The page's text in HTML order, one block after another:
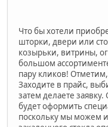
Что бы хотели
шторки, двери или
козырьки, витрины,
большом
пару кликов!
Заходите в прайс,
затем делаете
будет оформить
поскольку мы можем